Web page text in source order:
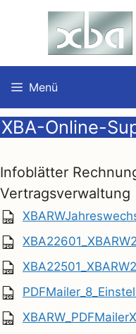
Menü
XBA-Online-
Infoblätter
Vertragsverwaltung